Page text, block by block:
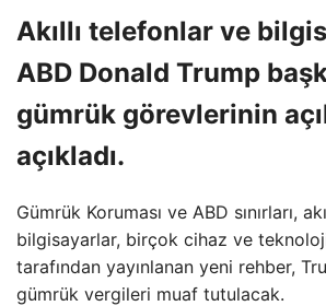
Akıllı telefonlar ve
ABD Donald Trump
gümrük görevlerinin
açıkladı.
Gümrük Koruması ve ABD sınırları,
bilgisayarlar, birçok cihaz ve
tarafından yayınlanan yeni rehber,
gümrük vergileri muaf tutulacak.